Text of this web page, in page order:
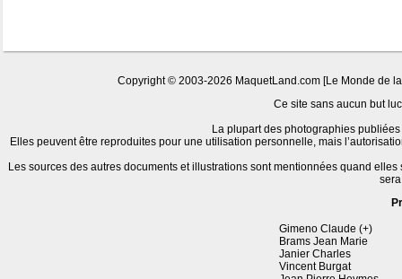
Copyright © 2003-2026 MaquetLand.com [Le Monde de
Ce site sans aucun but
La plupart des photographies
Elles peuvent être reproduites pour une utilisation personnelle, mais
Les sources des autres documents et illustrations sont mentionnées quand
Gimeno Claude (+)
Brams Jean Marie
Janier Charles
Vincent Burgat